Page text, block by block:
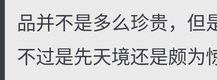
品并不是多么珍贵，但
不过是先天境还是颇为